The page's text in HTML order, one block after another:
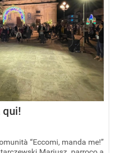
qui!
“Eccomi, manda me!”